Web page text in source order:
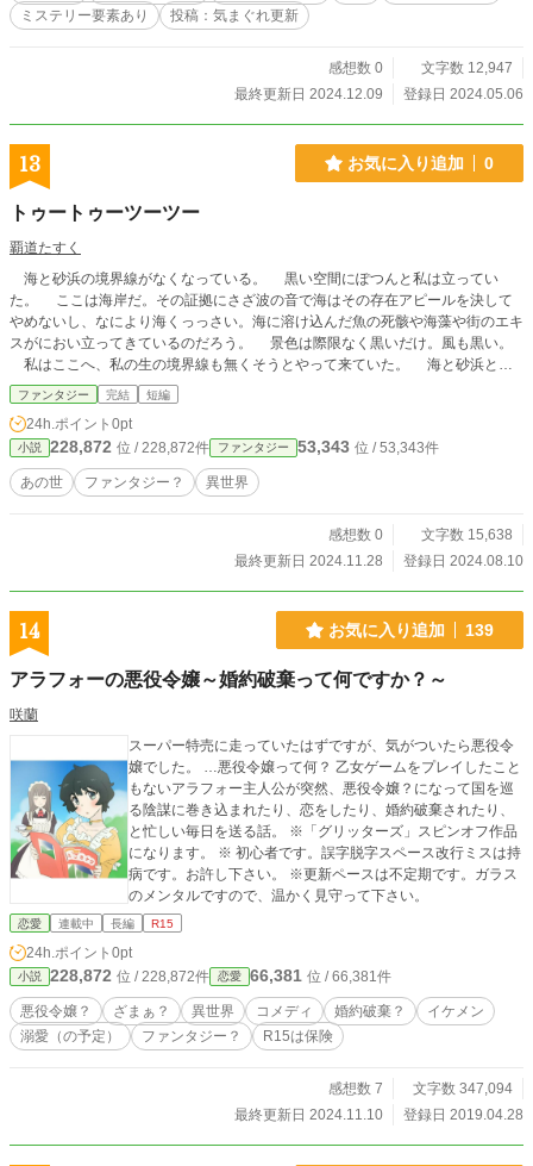
ミステリー要素あり
投稿：気まぐれ更新
感想数 0
文字数 12,947
最終更新日 2024.12.09
登録日 2024.05.06
13 お気に入り追加 0
トゥートゥーツーツー
覇道たすく
海と砂浜の境界線がなくなっている。 黒い空間にぽつんと私は立ってい
た。 ここは海岸だ。その証拠にさざ波の音で海はその存在アピールを決して
やめないし、なにより海くっっさい。海に溶け込んだ魚の死骸や海藻や街のエキ
スがにおい立ってきているのだろう。 景色は際限なく黒いだけ。風も黒い。
私はここへ、私の生の境界線も無くそうとやって来ていた。 海と砂浜と風
と私。全部黒い。まっ黒なモノとして、みんなまざって無くなってしまおうよ。
『ザザッ！・・・トゥートゥーツーツー！トゥートゥーツーツー！・・・聞こ
えますかぁ？トゥートゥーツーツー・・・！』 自らの命を絶とうとした私、
梶るり子の頭の中に突然きこえてきたメッセージ。そこからはじまる摩訶不思議
なお話。
ファンタジー 完結 短編
24h.ポイント 0pt
小説 228,872 位 / 228,872件 ファンタジー 53,343 位 / 53,343件
あの世 ファンタジー？ 異世界
感想数 0
文字数 15,638
最終更新日 2024.11.28
登録日 2024.08.10
14 お気に入り追加 139
アラフォーの悪役令嬢～婚約破棄って何ですか？～
咲蘭
スーパー特売に走っていたはずですが、気がついたら悪役令
嬢でした。 …悪役令嬢って何？ 乙女ゲームをプレイしたこと
もないアラフォー主人公が突然、悪役令嬢？になって国を巡
る陰謀に巻き込まれたり、恋をしたり、婚約破棄されたり、
と忙しい毎日を送る話。 ※「グリッターズ」スピンオフ作品
になります。 ※ 初心者です。誤字脱字スペース改行ミスは持
病です。お許し下さい。 ※更新ペースは不定期です。ガラス
のメンタルですので、温かく見守って下さい。
恋愛 連載中 長編 R15
24h.ポイント 0pt
小説 228,872 位 / 228,872件 恋愛 66,381 位 / 66,381件
悪役令嬢？ ざまぁ？ 異世界 コメディ 婚約破棄？
イケメン
溺愛（の予定）
ファンタジー？ R15は保険
感想数 7
文字数 347,094
最終更新日 2024.11.10
登録日 2019.04.28